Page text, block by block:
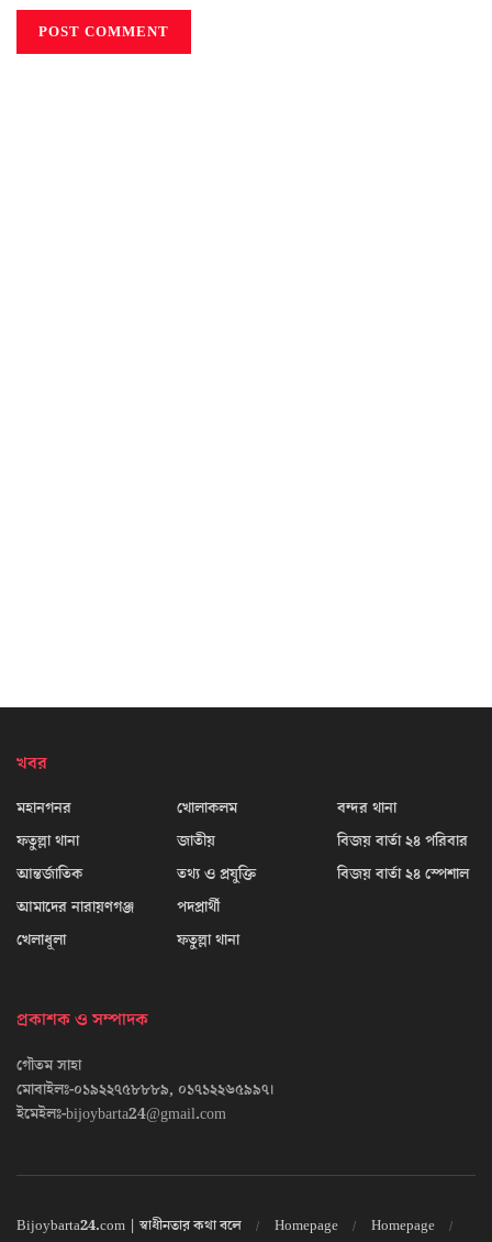
খবর
মহানগনর
ফতুল্লা থানা
আন্তর্জাতিক
আমাদের নারায়ণগঞ্জ
খেলাধূলা
খোলাকলম
জাতীয়
তথ্য ও প্রযুক্তি
পদপ্রার্থী
ফতুল্লা থানা
বন্দর থানা
বিজয় বার্তা ২৪ পরিবার
বিজয় বার্তা ২৪ স্পেশাল
প্রকাশক ও সম্পাদক
গৌতম সাহা
মোবাইলঃ-০১৯২২৭৫৮৮৮৯, ০১৭১২২৬৫৯৯৭।
ইমেইলঃ-bijoybarta24@gmail.com
Bijoybarta24.com | স্বাধীনতার কথা বলে Homepage
Homepage